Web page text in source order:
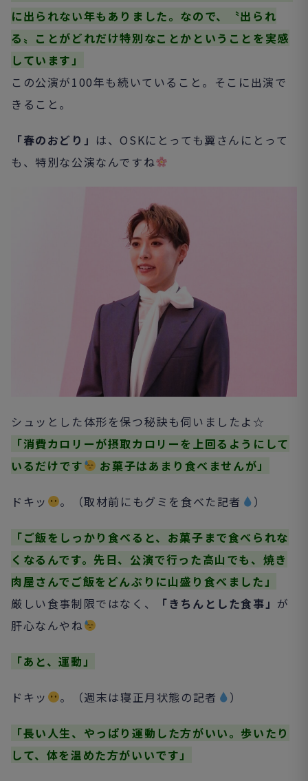
に出られない年もありました。なので、〝出られ
る〟ことがどれだけ特別なことかということを実感
しています」
この公演が100年も続いていること。そこに出演で
きること。
「春のおどり」 は、OSKにとっても翼さんにとって
も、特別な公演なんですね
シュッとした体形を保つ秘訣も伺いましたよ☆
「消費カロリーが摂取カロリーを上回るようにして
いるだけです
お菓子はあまり食べませんが」
ドキッ 。（取材前にもグミを食べた記者 ）
「ご飯をしっかり食べると、お菓子まで食べられな
くなるんです。先日、公演で行った高山でも、焼き
肉屋さんでご飯をどんぶりに山盛り食べました」
厳しい食事制限ではなく、
「きちんとした食事」 が
肝心なんやね
「あと、運動」
ドキッ 。（週末は寝正月状態の記者 ）
「長い人生、やっぱり運動した方がいい。歩いたり
して、体を温めた方がいいです」